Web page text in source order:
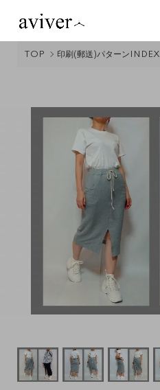
TOP 印刷(郵送)パターンINDEX